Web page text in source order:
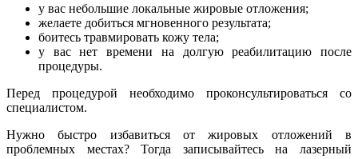
у вас небольшие локальные жировые отложения;
желаете добиться мгновенного результата;
боитесь травмировать кожу тела;
у вас нет времени на долгую реабилитацию после
процедуры.
Перед процедурой необходимо проконсультироваться со
специалистом.
Нужно быстро избавиться от жировых отложений в
проблемных местах? Тогда записывайтесь на лазерный